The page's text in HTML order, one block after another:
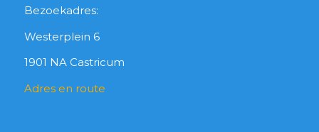
Bezoekadres:
Westerplein 6
1901 NA Castricum
Adres en route